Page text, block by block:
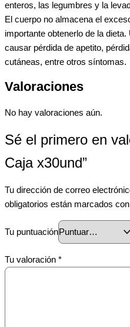
enteros, las legumbres y la
El cuerpo no almacena el
importante obtenerlo de la
causar pérdida de apetito,
cutáneas, entre otros síntomas.
Valoraciones
No hay valoraciones aún.
Sé el primero en
Caja x30und”
Tu dirección de correo
obligatorios están marcados con
Tu puntuación
Tu valoración *